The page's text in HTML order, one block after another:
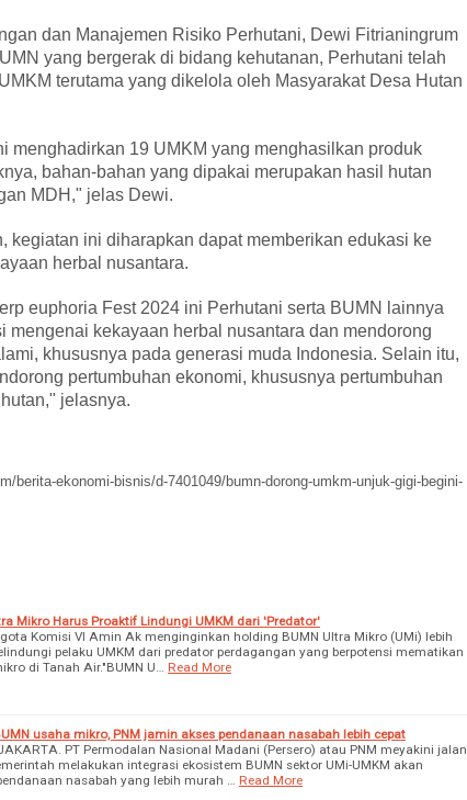
dan Manajemen Risiko Perhutani, Dewi Fitrianingrum
yang bergerak di bidang kehutanan, Perhutani telah
terutama yang dikelola oleh Masyarakat Desa Hutan
menghadirkan 19 UMKM yang menghasilkan produk
bahan-bahan yang dipakai merupakan hasil hutan
MDH," jelas Dewi.
kegiatan ini diharapkan dapat memberikan edukasi ke
herbal nusantara.
euphoria Fest 2024 ini Perhutani serta BUMN lainnya
mengenai kekayaan herbal nusantara dan mendorong
khususnya pada generasi muda Indonesia. Selain itu,
pertumbuhan ekonomi, khususnya pertumbuhan
jelasnya.
berita-ekonomi-bisnis/d-7401049/bumn-dorong-umkm-unjuk-gigi-begini-
Mikro Harus Proaktif Lindungi UMKM dari 'Predator'
Komisi VI Amin Ak menginginkan holding BUMN Ultra Mikro (UMi) lebih
pelaku UMKM dari predator perdagangan yang berpotensi mematikan
di Tanah Air."BUMN U…
Read More
usaha mikro, PNM jamin akses pendanaan nasabah lebih cepat
PT Permodalan Nasional Madani (Persero) atau PNM meyakini jalan
melakukan integrasi ekosistem BUMN sektor UMi-UMKM akan
nasabah yang lebih murah …
Read More